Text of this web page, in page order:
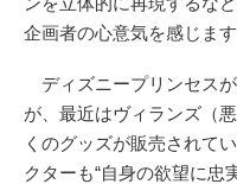
企画者の心意気を感じます
ディズニープリンセス
が、最近はヴィランズ（
くのグッズが販売されて
クターも“自身の欲望に忠